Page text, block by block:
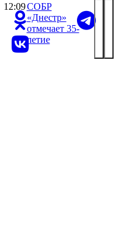
12:09СОБР
«Днестр»
отмечает 35-
летие